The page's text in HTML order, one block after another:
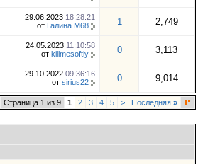
29.06.2023 18:28:21
от Галина М68 1 2,749
24.05.2023 11:10:58
от killmesoftly 0 3,113
29.10.2022 09:36:16
от sirius22 0 9,014
Страница 1 из 9 1 2 3 4 5 > Последняя »